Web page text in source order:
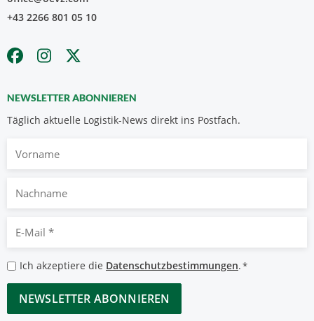
+43 2266 801 05 10
NEWSLETTER ABONNIEREN
Täglich aktuelle Logistik-News direkt ins Postfach.
Nachname
Mail
*
Datenschutzbestimmungen
*
Ich akzeptiere die Datenschutzbestimmungen.*
CAPTCHA